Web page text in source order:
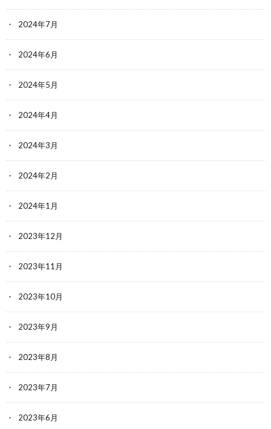
2024年7月
2024年6月
2024年5月
2024年4月
2024年3月
2024年2月
2024年1月
2023年12月
2023年11月
2023年10月
2023年9月
2023年8月
2023年7月
2023年6月